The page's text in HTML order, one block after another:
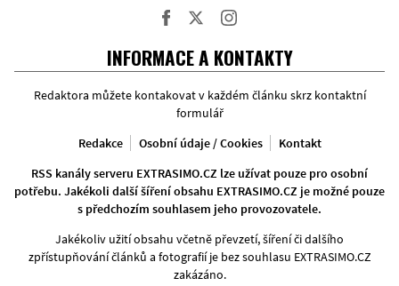
INFORMACE A KONTAKTY
Redaktora můžete kontakovat v každém článku skrz kontaktní
formulář
Redakce
Osobní údaje / Cookies
Kontakt
RSS kanály serveru EXTRASIMO.CZ lze užívat pouze pro osobní
potřebu. Jakékoli další šíření obsahu EXTRASIMO.CZ je možné pouze
s předchozím souhlasem jeho provozovatele.
Jakékoliv užití obsahu včetně převzetí, šíření či dalšího
zpřístupňování článků a fotografií je bez souhlasu EXTRASIMO.CZ
zakázáno.